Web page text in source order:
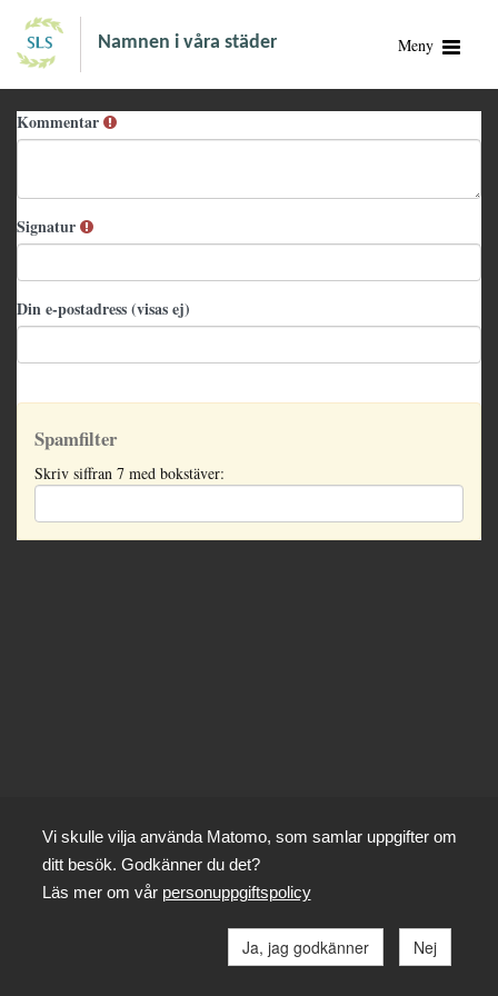
Namnen i våra städer Meny
Kommentar
Signatur
Din e-postadress (visas ej)
Spamfilter
Skriv siffran 7 med bokstäver:
Vi skulle vilja använda Matomo, som samlar uppgifter om
ditt besök. Godkänner du det?
Läs mer om vår personuppgiftspolicy
Ja, jag godkänner Nej